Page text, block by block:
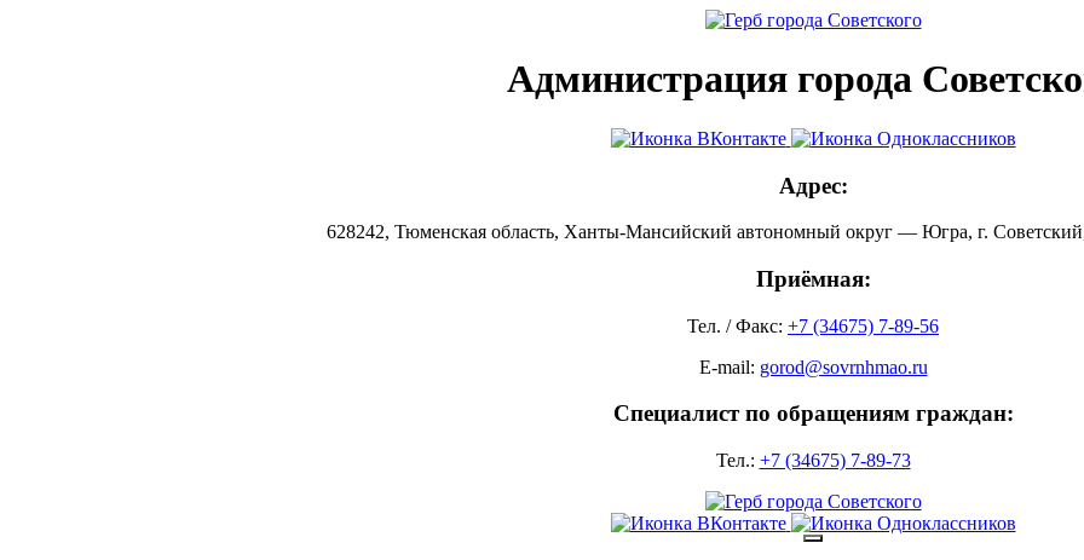
Администрация города
Адрес:
628242, Тюменская область, Ханты-Мансийский автономный округ — Югра, г.
Приёмная:
Тел. / Факс: +7 (34675) 7-89-56
E-mail: gorod@sovrnhmao.ru
Специалист по обращениям граждан:
Тел.: +7 (34675) 7-89-73